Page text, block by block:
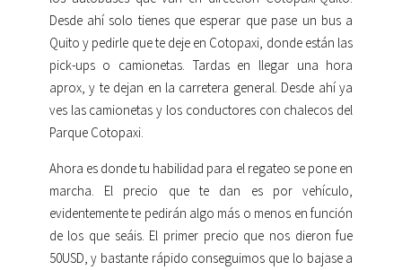
Desde ahí solo tienes que esperar que pase un bus a
Quito y pedirle que te deje en Cotopaxi, donde están las
pick-ups o camionetas. Tardas en llegar una hora
aprox, y te dejan en la carretera general. Desde ahí ya
ves las camionetas y los conductores con chalecos del
Parque Cotopaxi.
Ahora es donde tu habilidad para el regateo se pone en
marcha. El precio que te dan es por vehículo,
evidentemente te pedirán algo más o menos en función
de los que seáis. El primer precio que nos dieron fue
50USD, y bastante rápido conseguimos que lo bajase a